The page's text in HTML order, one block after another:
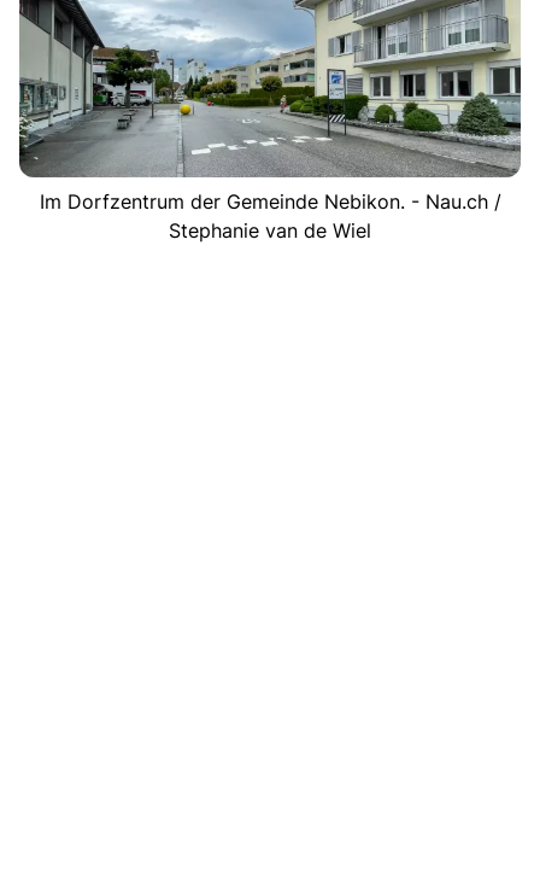
Im Dorfzentrum der Gemeinde Nebikon. - Nau.ch /
Stephanie van de Wiel